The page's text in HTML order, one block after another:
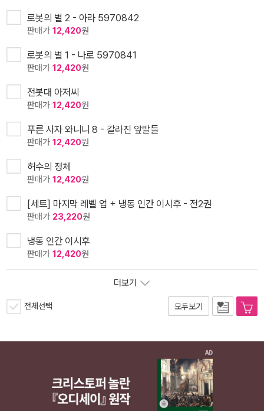
로봇의 별 2 - 아라 5970842
판매가 12,420원
로봇의 별 1 - 나로 5970841
판매가 12,420원
전봇대 아저씨
판매가 12,420원
푸른 사자 와니니 8 - 갈라진 앞발들
판매가 12,420원
허수의 정체
판매가 12,420원
[세트] 마지막 레벨 업 + 냉동 인간 이시후 - 전2권
판매가 23,220원
냉동 인간 이시후
판매가 12,420원
더보기
전체선택 모두보기